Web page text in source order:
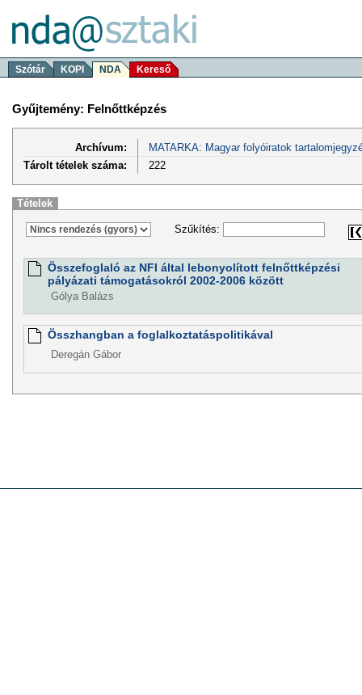
Szótár KOPI NDA Kereső
Gyűjtemény: Felnőttképzés
Archívum:
MATARKA: Magyar folyóiratok
Tárolt tételek száma:
222
Tételek
Szűkítés:
Összefoglaló az NFI által lebonyolított felnőttképzési
pályázati támogatásokról 2002-2006 között
Gólya Balázs
Összhangban a foglalkoztatáspolitikával
Deregán Gábor